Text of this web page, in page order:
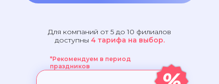
Для компаний от 5 до 10 филиалов
доступны 4 тарифа на выбор.
*Рекомендуем в период
праздников